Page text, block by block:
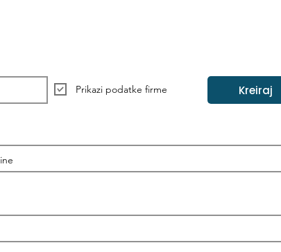
Prikazi podatke firme Kreiraj